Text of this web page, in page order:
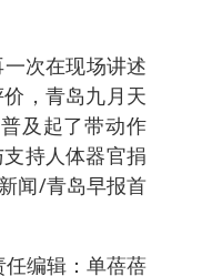
次在现场讲述
，青岛九月天
及起了带动作
持人体器官捐
闻/青岛早报首
任编辑：单蓓蓓